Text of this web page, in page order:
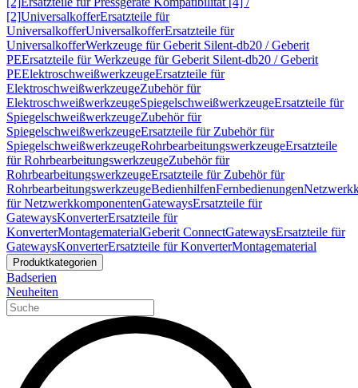
[2]UniversalkofferErsatzteile für
UniversalkofferUniversalkofferErsatzteile für
UniversalkofferWerkzeuge für Geberit Silent-db20 / Geberit
PEErsatzteile für Werkzeuge für Geberit Silent-db20 / Geberit
PEElektroschweißwerkzeugeErsatzteile für
ElektroschweißwerkzeugeZubehör für
ElektroschweißwerkzeugeSpiegelschweißwerkzeugeErsatzteile für
SpiegelschweißwerkzeugeZubehör für
SpiegelschweißwerkzeugeErsatzteile für Zubehör für
SpiegelschweißwerkzeugeRohrbearbeitungswerkzeugeErsatzteile
für RohrbearbeitungswerkzeugeZubehör für
RohrbearbeitungswerkzeugeErsatzteile für Zubehör für
RohrbearbeitungswerkzeugeBedienhilfenFernbedienungen
für NetzwerkkomponentenGatewaysErsatzteile für
GatewaysKonverterErsatzteile für
KonverterMontagematerialGeberit ConnectGatewaysErsatzteile für
GatewaysKonverterErsatzteile für KonverterMontagematerial
Produktkategorien
Badserien
Neuheiten